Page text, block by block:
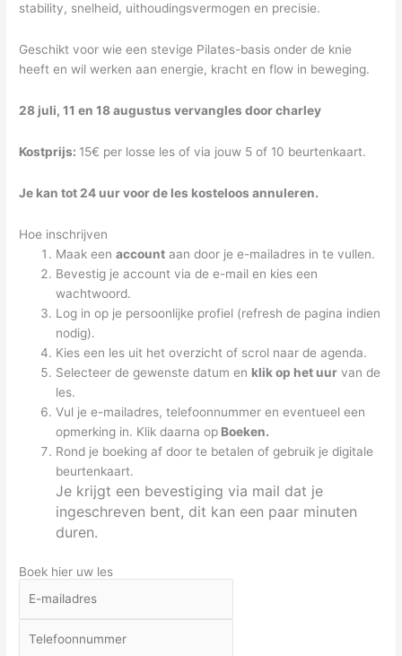
stability, snelheid, uithoudingsvermogen en precisie.
Geschikt voor wie een stevige Pilates-basis onder de knie
heeft en wil werken aan energie, kracht en flow in beweging.
28 juli,11 en 18 augustus vervangles door charley
Kostprijs: 15€ per losse les of via jouw 5 of 10 beurtenkaart.
Je kan tot 24 uur voor de les kosteloos annuleren.
Hoe inschrijven
Maak eenaccount aan door je e-mailadres in te vullen.
Bevestig je account via de e-mail en kies een
wachtwoord.
Log in op je persoonlijke profiel (refresh de pagina indien
nodig).
Kies een les uit het overzicht of scrol naar de agenda.
Selecteer de gewenste datum en klik op het uur van de
les.
Vul je e-mailadres, telefoonnummer en eventueel een
opmerking in. Klik daarna op Boeken.
Rond je boeking af door te betalen of gebruik je digitale
beurtenkaart.
Je krijgt een bevestiging via mail dat je
ingeschreven bent, dit kan een paar minuten
duren.
Boek hier uw les